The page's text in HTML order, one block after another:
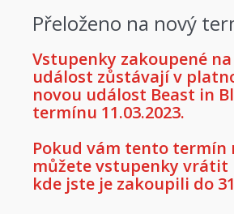
Přeloženo na nový
Vstupenky zakoupené
událost zůstávají v
novou událost Beast in
termínu 11.03.2023.
Pokud vám tento termín
můžete vstupenky vrátit
kde jste je zakoupili do